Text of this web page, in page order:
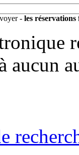
- les réservations
aucun